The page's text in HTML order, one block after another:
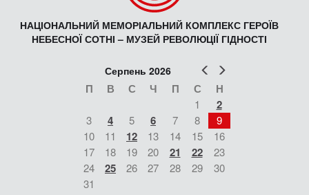
НАЦІОНАЛЬНИЙ МЕМОРІАЛЬНИЙ КОМПЛЕКС ГЕРОЇВ
НЕБЕСНОЇ СОТНІ – МУЗЕЙ РЕВОЛЮЦІЇ ГІДНОСТІ
Попер
Серпень 2026
П В С Ч П С Н
1 2
3 4 5 6 7 8
9
10
11 12 13 14 15
16
17
18 19 20 21 22
23
24
25 26 27 28 29
30
31